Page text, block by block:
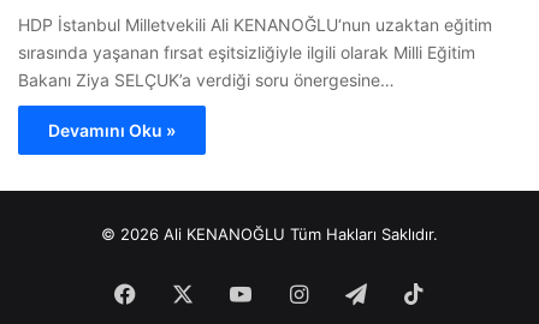
HDP İstanbul Milletvekili Ali KENANOĞLU‘nun uzaktan eğitim
sırasında yaşanan fırsat eşitsizliğiyle ilgili olarak Milli Eğitim
Bakanı Ziya SELÇUK’a verdiği soru önergesine…
Devamını Oku »
© 2026 Ali KENANOĞLU Tüm Hakları Saklıdır.
Facebook YouTubeInstagram
Telegram